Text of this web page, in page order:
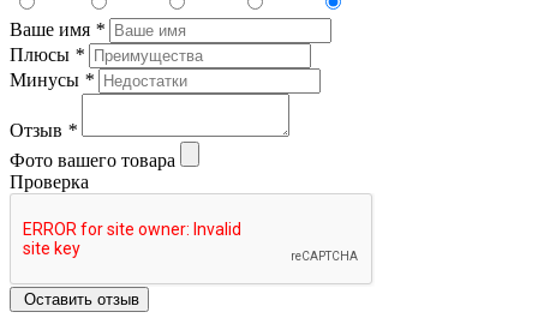
Ваше имя *
Плюсы *
Минусы *
Отзыв *
Фото вашего товара
Проверка
Оставить отзыв